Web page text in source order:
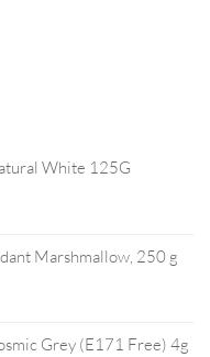
White 125G
Marshmallow, 250 g
Grey (E171 Free) 4g